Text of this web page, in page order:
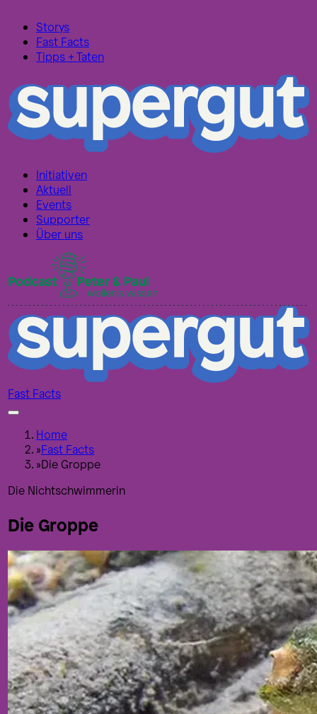
Storys
Fast Facts
Tipps + Taten
Initiativen
Aktuell
Events
Supporter
Über uns
Fast Facts
Home
»Fast Facts
»Die Groppe
Die Nichtschwimmerin
Die Groppe